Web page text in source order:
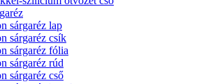
sárgaréz lap
sárgaréz csík
sárgaréz fólia
sárgaréz rúd
sárgaréz cső